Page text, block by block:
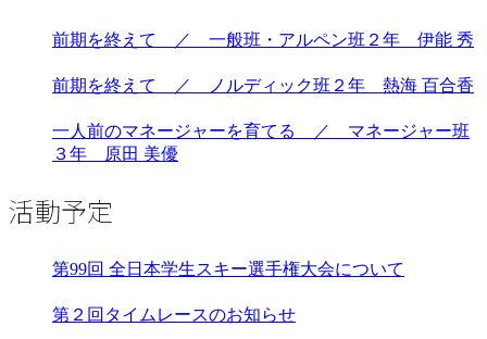
前期を終えて ／ 一般班・アルペン班２年 伊能 秀
前期を終えて ／ ノルディック班２年 熱海 百合香
一人前のマネージャーを育てる ／ マネージャー班
３年 原田 美優
活動予定
第99回 全日本学生スキー選手権大会について
第２回タイムレースのお知らせ